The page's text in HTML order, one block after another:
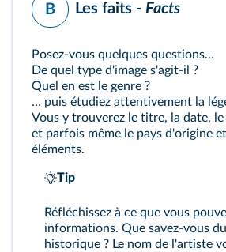
B Les faits - Facts
Posez-vous quelques questions…
De quel type d'image s'agit-il ?
Quel en est le genre ?
… puis étudiez attentivement la
Vous y trouverez le titre, la date,
et parfois même le pays d'origine
éléments.
Tip
Réfléchissez à ce que vous
informations. Que savez-vous
historique ? Le nom de l'artiste